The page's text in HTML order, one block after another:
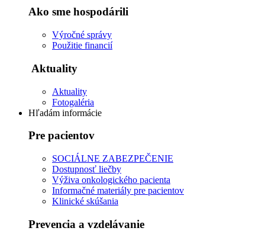
Ako sme hospodárili
Výročné správy
Použitie financií
Aktuality
Aktuality
Fotogaléria
Hľadám informácie
Pre pacientov
SOCIÁLNE ZABEZPEČENIE
Dostupnosť liečby
Výživa onkologického pacienta
Informačné materiály pre pacientov
Klinické skúšania
Prevencia a vzdelávanie